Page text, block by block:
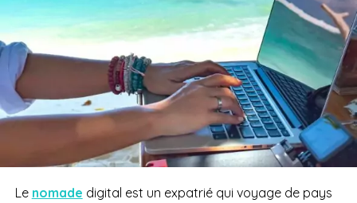
Le nomade digital est un expatrié qui voyage de pays